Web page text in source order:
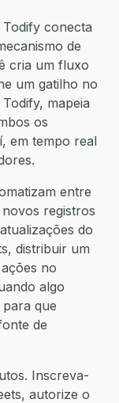
conecta
de
cria um fluxo
um gatilho no
mapeia
os
em tempo real
entre
registros
do
distribuir um
no
algo
que
de
Inscreva-
autorize o